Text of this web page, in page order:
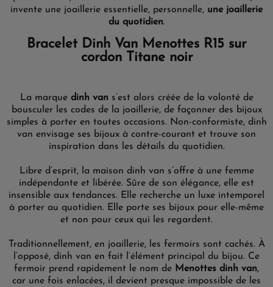
invente une joaillerie essentielle, personnelle, une joaillerie
du quotidien.
Bracelet Dinh Van Menottes R15 sur
cordon Titane noir
La marque dinh vans’est alors créée de la volonté de
bousculer les codes de la joaillerie, de façonner des bijoux
simples à porter en toutes occasions. Non-conformiste, dinh
van envisage ses bijoux à contre-courant et trouve son
inspiration dans les détails du quotidien.
Libre d’esprit, la maison dinh van s’offre à une femme
indépendante et libérée. Sûre de son élégance, elle est
insensible aux tendances. Elle recherche un luxe intemporel
à porter au quotidien. Elle porte ses bijoux pour elle-même
et non pour ceux qui les regardent.
Traditionnellement, en joaillerie, les fermoirs sont cachés. À
l’opposé, dinh van en fait l’élément principal du bijou. Ce
fermoir prend rapidement le nom de Menottes dinh van,
car une fois enlacées, il devient presque impossible de les